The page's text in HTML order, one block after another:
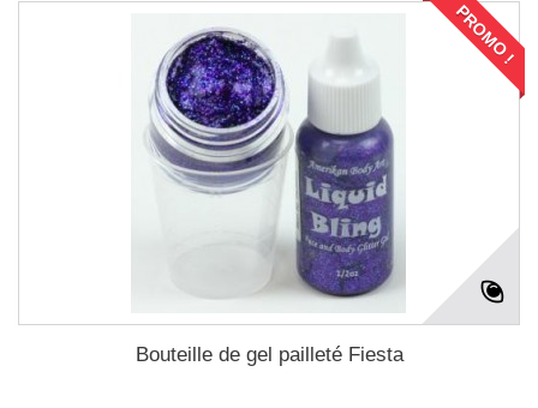
PROMO !
Bouteille de gel pailleté Fiesta